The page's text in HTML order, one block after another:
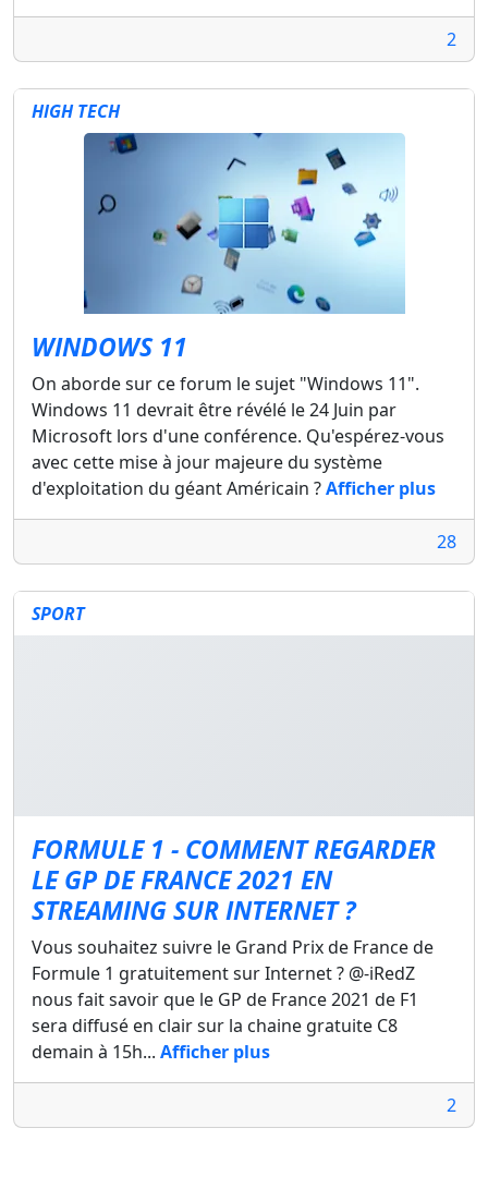
2
HIGH TECH
WINDOWS 11
On aborde sur ce forum le sujet "Windows 11".
Windows 11 devrait être révélé le 24 Juin par
Microsoft lors d'une conférence. Qu'espérez-vous
avec cette mise à jour majeure du système
d'exploitation du géant Américain ?Afficher plus
28
SPORT
FORMULE 1 - COMMENT REGARDER
LE GP DE FRANCE 2021 EN
STREAMING SUR INTERNET ?
Vous souhaitez suivre le Grand Prix de France de
Formule 1 gratuitement sur Internet ? @-iRedZ
nous fait savoir que le GP de France 2021 de F1
sera diffusé en clair sur la chaine gratuite C8
demain à 15h... Afficher plus
2